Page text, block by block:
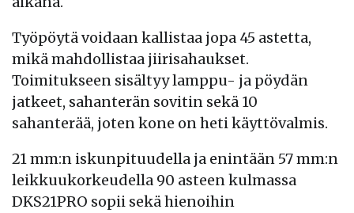
Työpöytä voidaan kallistaa jopa 45 astetta,
mikä mahdollistaa jiirisahaukset.
Toimitukseen sisältyy lamppu- ja pöydän
jatkeet, sahanterän sovitin sekä 10
sahanterää, joten kone on heti käyttövalmis.
21 mm:n iskunpituudella ja enintään 57 mm:n
leikkuukorkeudella 90 asteen kulmassa
DKS21PRO sopii sekä hienoihin